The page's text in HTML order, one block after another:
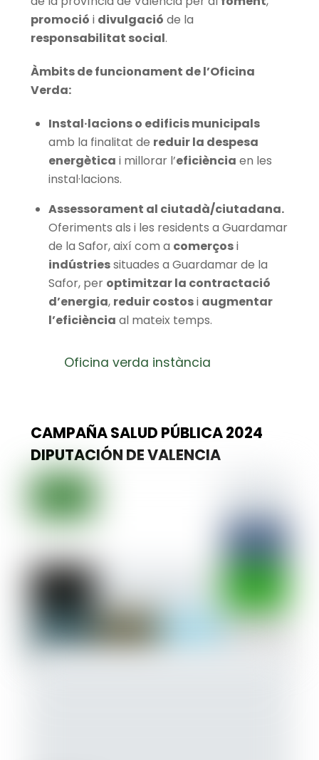
promoció i divulgació de la
responsabilitat social.
Àmbits de funcionament de l’Oficina
Verda:
Instal·lacions o edificis municipals
amb la finalitat de reduir la despesa
energètica i millorar l’eficiència en les
instal·lacions.
Assessorament al ciutadà/ciutadana.
Oferiments als i les residents a Guardamar
de la Safor, així com a comerçosi
indústriessituades a Guardamar de la
Safor, per optimitzar la contractació
d’energia, reduir costosi augmentar
l’eficiència al mateix temps.
Oficina verda instància
CAMPAÑA SALUD PÚBLICA 2024
DIPUTACIÓN DE VALENCIA